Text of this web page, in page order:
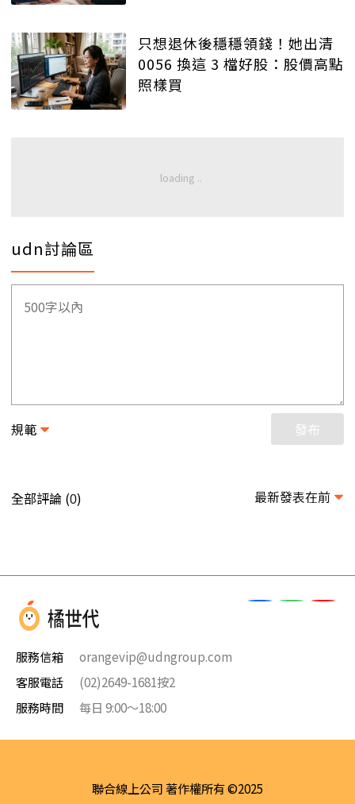
只想退休後穩穩領錢！她出清
0056 換這 3 檔好股：股價高點
照樣買
udn討論區
規範 發布
全部評論 (0) 最新發表在前
服務信箱
orangevip@udngroup.com
客服電話
(02)2649-1681按2
服務時間
每日 9:00～18:00
聯合線上公司 著作權所有 ©2025